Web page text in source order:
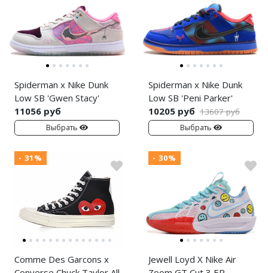
Spiderman x Nike Dunk
Low SB 'Gwen Stacy'
11056 руб
Выбрать
Spiderman x Nike Dunk
Low SB 'Peni Parker'
10205 руб 13607 руб
Выбрать
- 31%
Comme Des Garcons x
- 30%
Jewell Loyd X Nike Air